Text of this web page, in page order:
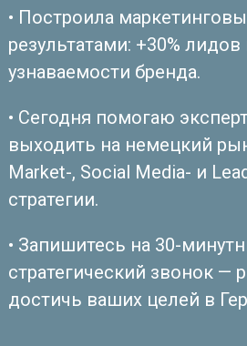
• Построила
результатами: +30% лидов
узнаваемости бренда.
• Сегодня помогаю
выходить на немецкий
Market-, Social Media- и
стратегии.
• Запишитесь на 30-
стратегический звонок —
достичь ваших целей в